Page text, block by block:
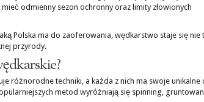
odmienny sezon ochronny oraz limity złowionych
Polska ma do zaoferowania, wędkarstwo staje się nie
przyrody.
różnorodne techniki, a każda z nich ma swoje unikalne
metod wyróżniają się spinning,